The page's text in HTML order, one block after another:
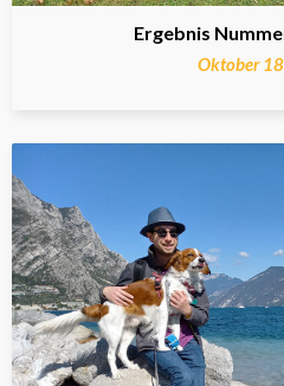
Ergebnis
Oktober